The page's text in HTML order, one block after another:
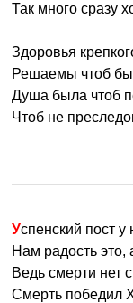
Так много сразу
Здоровья
Решаемы чтоб
Душа была чтоб
Чтоб не
Успенский пост
Нам радость это,
Ведь смерти нет
Смерть победил